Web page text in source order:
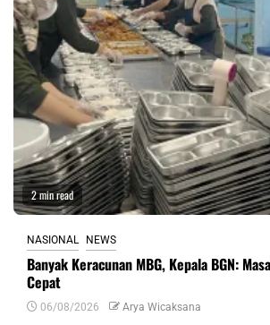
2 min read
NASIONAL NEWS
Banyak Keracunan MBG, Kepala BGN:
Cepat
06/08/2026 Arya Wicaksana